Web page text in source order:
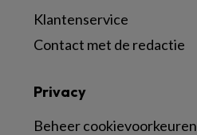
Klantenservice
Contact met de redactie
Privacy
Beheer cookievoorkeuren